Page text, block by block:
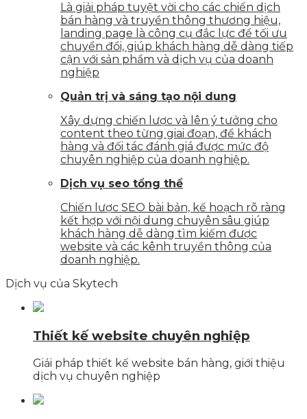
Là giải pháp tuyệt vời cho các chiến dịch
bán hàng và truyền thông thương hiệu,
landing page là công cụ đắc lực để tối ưu
chuyển đổi, giúp khách hàng dễ dàng tiếp
cận với sản phẩm và dịch vụ của doanh
nghiệp
Quản trị và sáng tạo nội dung
Xây dựng chiến lược và lên ý tưởng cho
content theo từng giai đoạn, để khách
hàng và đối tác đánh giá được mức độ
chuyên nghiệp của doanh nghiệp.
Dịch vụ seo tổng thể
Chiến lược SEO bài bản, kế hoạch rõ ràng
kết hợp với nội dung chuyên sâu giúp
khách hàng dễ dàng tìm kiếm được
website và các kênh truyền thông của
doanh nghiệp.
Dịch vụ của Skytech
Thiết kế website chuyên nghiệp
Giải pháp thiết kế website bán hàng, giới thiệu
dịch vụ chuyên nghiệp